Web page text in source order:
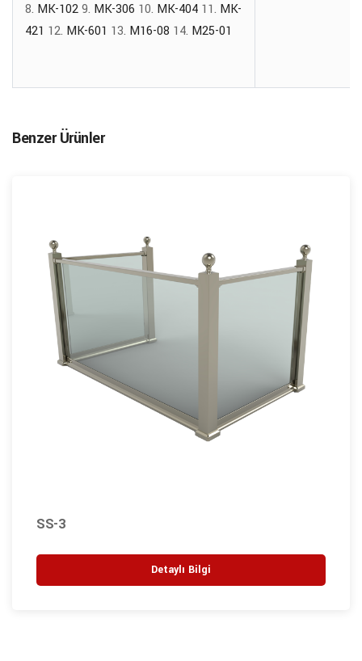
8. MK-1029. MK-306 10. MK-404 11. MK-
421 12. MK-601 13. M16-08 14. M25-01
Benzer Ürünler
SS-3
Detaylı Bilgi